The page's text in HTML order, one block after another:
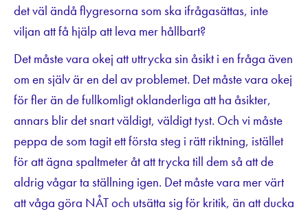
det väl ändå flygresorna som ska ifrågasättas, inte
viljan att få hjälp att leva mer hållbart?
Det måste vara okej att uttrycka sin åsikt i en fråga även
om en själv är en del av problemet. Det måste vara okej
för fler än de fullkomligt oklanderliga att ha åsikter,
annars blir det snart väldigt, väldigt tyst. Och vi måste
peppa de som tagit ett första steg i rätt riktning, istället
för att ägna spaltmeter åt att trycka till dem så att de
aldrig vågar ta ställning igen. Det måste vara mer värt
att våga göra NÅT och utsätta sig för kritik, än att ducka